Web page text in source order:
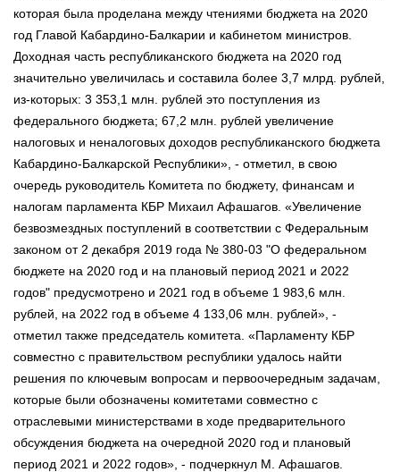
которая была проделана между чтениями бюджета на 2020
год Главой Кабардино-Балкарии и кабинетом министров.
Доходная часть республиканского бюджета на 2020 год
значительно увеличилась и составила более 3,7 млрд. рублей,
из-которых: 3 353,1 млн. рублей это поступления из
федерального бюджета; 67,2 млн. рублей увеличение
налоговых и неналоговых доходов республиканского бюджета
Кабардино-Балкарской Республики», - отметил, в свою
очередь руководитель Комитета по бюджету, финансам и
налогам парламента КБР Михаил Афашагов. «Увеличение
безвозмездных поступлений в соответствии с Федеральным
законом от 2 декабря 2019 года № 380-03 "О федеральном
бюджете на 2020 год и на плановый период 2021 и 2022
годов" предусмотрено и 2021 год в объеме 1 983,6 млн.
рублей, на 2022 год в объеме 4 133,06 млн. рублей», -
отметил также председатель комитета. «Парламенту КБР
совместно с правительством республики удалось найти
решения по ключевым вопросам и первоочередным задачам,
которые были обозначены комитетами совместно с
отраслевыми министерствами в ходе предварительного
обсуждения бюджета на очередной 2020 год и плановый
период 2021 и 2022 годов», - подчеркнул М. Афашагов.